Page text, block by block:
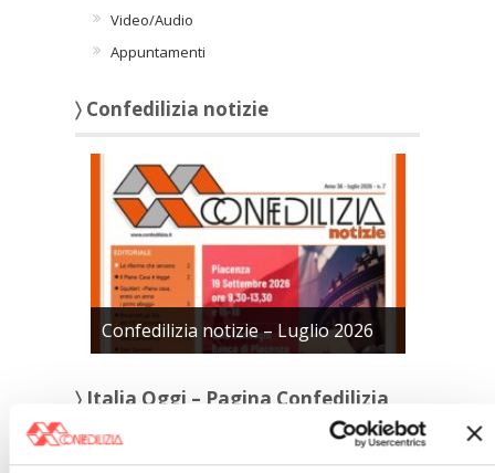
Video/Audio
Appuntamenti
〉 Confedilizia notizie
Confedilizia notizie – Luglio 2026
〉 Italia Oggi – Pagina Confedilizia